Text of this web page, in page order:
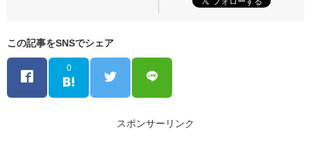
この記事をSNSでシェア
0
スポンサーリンク